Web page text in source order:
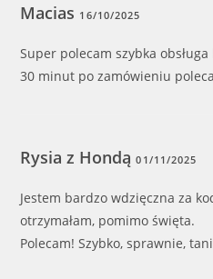
Macias 16/10/2025
Super polecam szybka
30 minut po zamówieniu
Rysia z Hondą01/11/2025
Jestem bardzo wdzięczna za
otrzymałam, pomimo święta.
Polecam! Szybko, sprawnie,